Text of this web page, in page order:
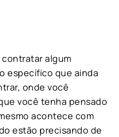
algum
específico que ainda
onde você
você tenha pensado
acontece com
estão precisando de